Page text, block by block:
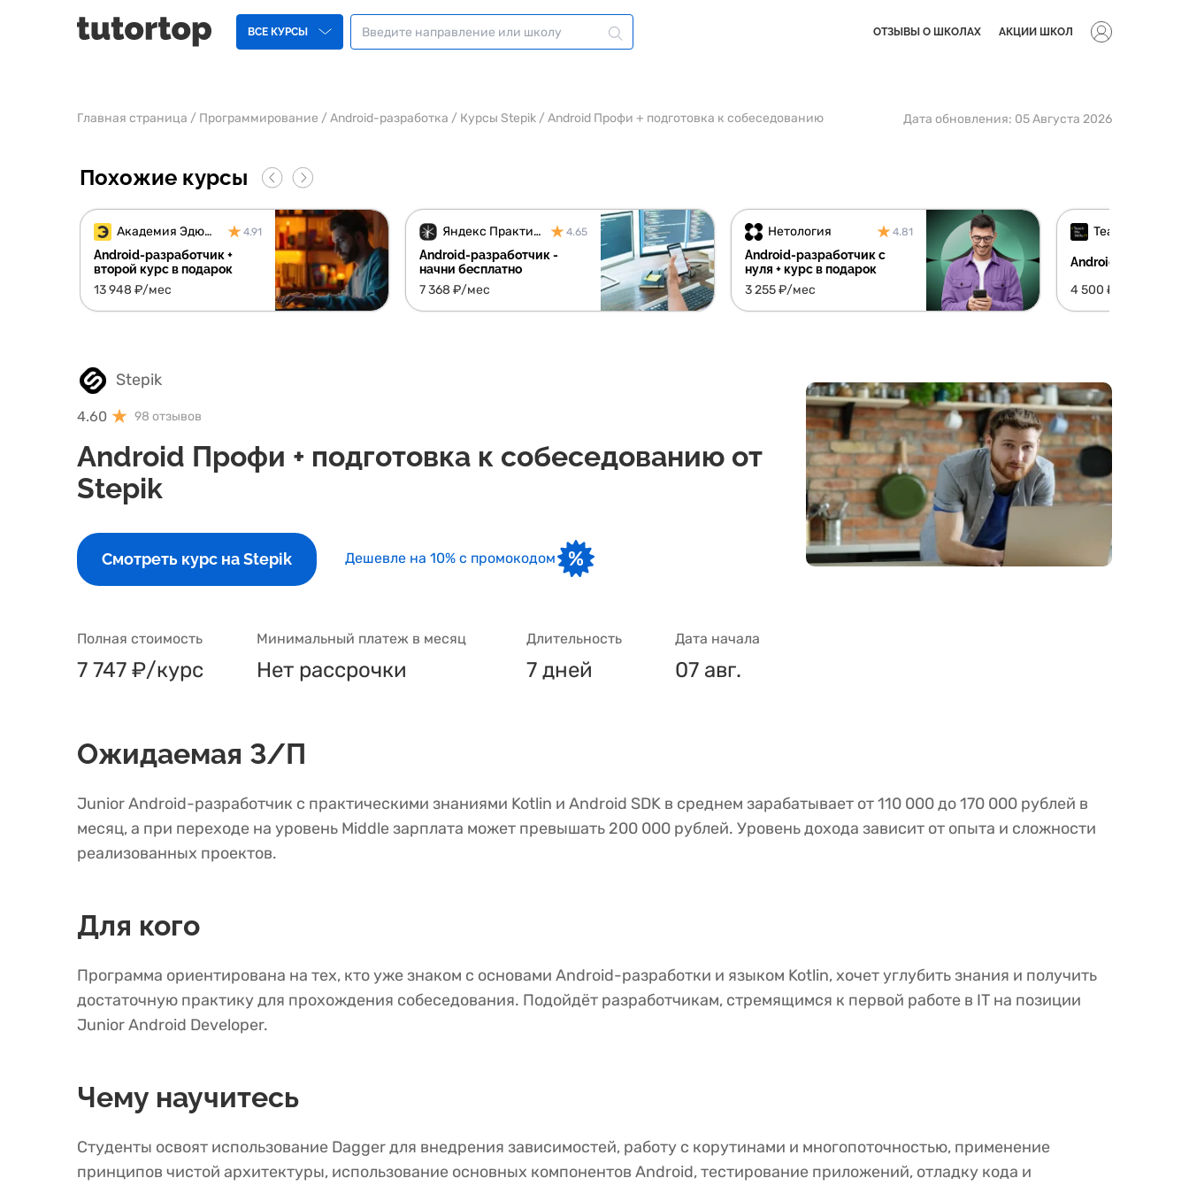
ВСЕ КУРСЫ ОТЗЫВЫ О ШКОЛАХ АКЦИИ ШКОЛ
Главная страница / Программирование /Android-разработка / Курсы Stepik /Android Профи + подготовка к собеседованию Дата обновления: 05 Августа 2026
Похожие курсы
Академия Эдюсон 4.91
Android-разработчик +
второй курс в подарок
13 948 ₽/мес
Яндекс Практикум 4.65
Android-разработчик -
начни бесплатно
7 368 ₽/мес
Нетология 4.81
Android-разработчик с
нуля + курс в подарок
3 255 ₽/мес
TeachMeSkills
Android
4 500 ₽/мес
Stepik
4.60 98 отзывов
Android Профи + подготовка к собеседованию от
Stepik
Смотреть курс на Stepik Дешевле на 10% с промокодом
Полная стоимость
7 747 ₽/курс
Минимальный платеж в месяц
Нет рассрочки
Длительность
7 дней
Дата начала
07 авг.
Ожидаемая З/П
Junior Android-разработчик с практическими знаниями Kotlin и Android SDK в среднем зарабатывает от 110 000 до 170 000 рублей в
месяц, а при переходе на уровень Middle зарплата может превышать 200 000 рублей. Уровень дохода зависит от опыта и сложности
реализованных проектов.
Для кого
Программа ориентирована на тех, кто уже знаком с основами Android-разработки и языком Kotlin, хочет углубить знания и получить
достаточную практику для прохождения собеседования. Подойдёт разработчикам, стремящимся к первой работе в IT на позиции
Junior Android Developer.
Чему научитесь
Студенты освоят использование Dagger для внедрения зависимостей, работу с корутинами и многопоточностью, применение
принципов чистой архитектуры, использование основных компонентов Android, тестирование приложений, отладку кода и